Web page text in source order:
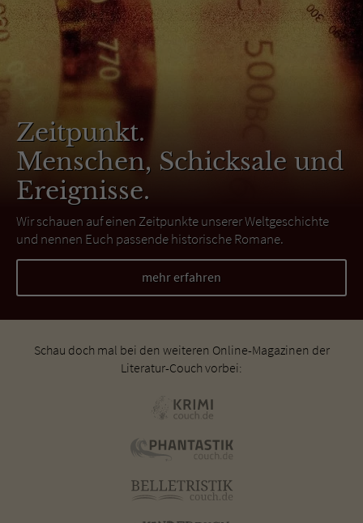
Zeitpunkt.
Menschen, Schicksale und
Ereignisse.
Wir schauen auf einen Zeitpunkte unserer Weltgeschichte
und nennen Euch passende historische Romane.
mehr erfahren
Schau doch mal bei den weiteren Online-Magazinen der
Literatur-Couch vorbei: